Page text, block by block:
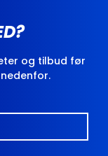
og tilbud før